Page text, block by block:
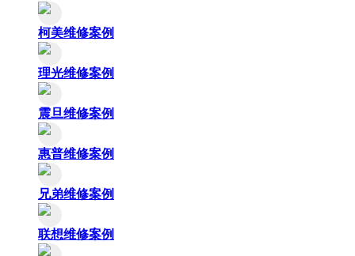
柯美维修案例
理光维修案例
震旦维修案例
惠普维修案例
兄弟维修案例
联想维修案例